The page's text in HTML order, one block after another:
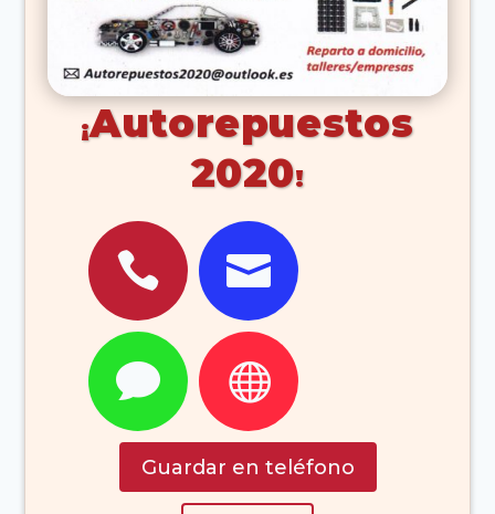
Autorepuestos
2020
 
 
Guardar en teléfono